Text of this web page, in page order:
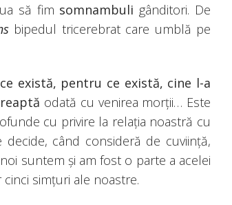
să fim somnambuli gânditori. De
bipedul tricerebrat care umblă pe
există, pentru ce există, cine l-a
odată cu venirea morții… Este
cu privire la relația noastră cu
când consideră de cuviință,
suntem și am fost o parte a acelei
simțuri ale noastre.